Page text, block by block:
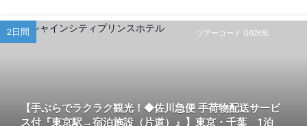
ツアーコード Q02K5L
2日間
【手ぶらでラクラク観光！◆佐川急便 手荷物配送サービ
ス付『東京駅→宿泊施設（片道）』】東京・千葉 1泊